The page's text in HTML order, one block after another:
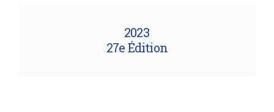
2023
27e Édition